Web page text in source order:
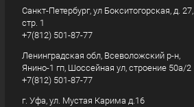
Санкт-Петербург, ул Бокситогорская, д. 27,
стр. 1
+7(812) 501-87-77
Ленинградская обл, Всеволожский р-н,
Янино-1 гп, Шоссейная ул, строение 50а/2
+7(812) 501-87-77
г. Уфа, ул. Мустая Карима д.16